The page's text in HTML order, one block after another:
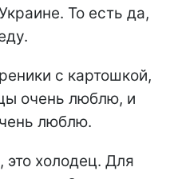
То есть да,
с картошкой,
очень люблю, и
люблю.
холодец. Для